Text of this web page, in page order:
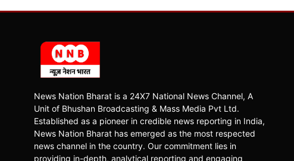
News Nation Bharat is a 24X7 National News Channel, A
Unit of Bhushan Broadcasting & Mass Media Pvt Ltd.
Established as a pioneer in credible news reporting in India,
News Nation Bharat has emerged as the most respected
news channel in the country. Our commitment lies in
providing in-depth, analytical reporting and engaging